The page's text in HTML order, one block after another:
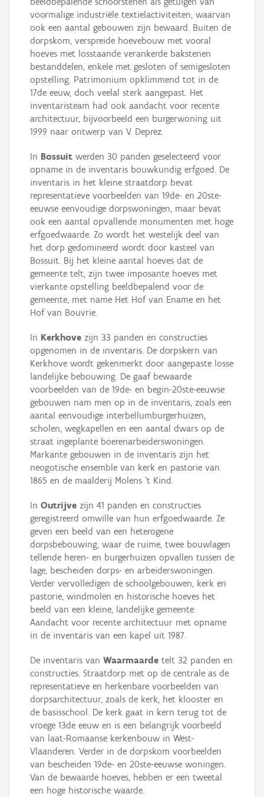
voormalige industriële textielactiviteiten, waarvan
ook een aantal gebouwen zijn bewaard. Buiten de
dorpskom, verspreide hoevebouw met vooral
hoeves met losstaande verankerde bakstenen
bestanddelen, enkele met gesloten of semigesloten
opstelling. Patrimonium opklimmend tot in de
17de eeuw, doch veelal sterk aangepast. Het
inventaristeam had ook aandacht voor recente
architectuur, bijvoorbeeld een burgerwoning uit
1999 naar ontwerp van V. Deprez.
In Bossuit werden 30 panden geselecteerd voor
opname in de inventaris bouwkundig erfgoed. De
inventaris in het kleine straatdorp bevat
representatieve voorbeelden van 19de- en 20ste-
eeuwse eenvoudige dorpswoningen, maar bevat
ook een aantal opvallende monumenten met hoge
erfgoedwaarde. Zo wordt het westelijk deel van
het dorp gedomineerd wordt door kasteel van
Bossuit. Bij het kleine aantal hoeves dat de
gemeente telt, zijn twee imposante hoeves met
vierkante opstelling beeldbepalend voor de
gemeente, met name Het Hof van Ename en het
Hof van Bouvrie.
In Kerkhove zijn 33 panden en constructies
opgenomen in de inventaris. De dorpskern van
Kerkhove wordt gekenmerkt door aangepaste losse
landelijke bebouwing. De gaaf bewaarde
voorbeelden van de 19de- en begin-20ste-eeuwse
gebouwen nam men op in de inventaris, zoals een
aantal eenvoudige interbellumburgerhuizen,
scholen, wegkapellen en een aantal dwars op de
straat ingeplante boerenarbeiderswoningen.
Markante gebouwen in de inventaris zijn het
neogotische ensemble van kerk en pastorie van
1865 en de maalderij Molens ‘t Kind.
In Outrijve zijn 41 panden en constructies
geregistreerd omwille van hun erfgoedwaarde. Ze
geven een beeld van een heterogene
dorpsbebouwing, waar de ruime, twee bouwlagen
tellende heren- en burgerhuizen opvallen tussen de
lage, bescheiden dorps- en arbeiderswoningen.
Verder vervolledigen de schoolgebouwen, kerk en
pastorie, windmolen en historische hoeves het
beeld van een kleine, landelijke gemeente.
Aandacht voor recente architectuur met opname
in de inventaris van een kapel uit 1987.
De inventaris van Waarmaarde telt 32 panden en
constructies. Straatdorp met op de centrale as de
representatieve en herkenbare voorbeelden van
dorpsarchitectuur, zoals de kerk, het klooster en
de basisschool. De kerk gaat in kern terug tot de
vroege 13de eeuw en is een belangrijk voorbeeld
van laat-Romaanse kerkenbouw in West-
Vlaanderen. Verder in de dorpskom voorbeelden
van bescheiden 19de- en 20ste-eeuwse woningen.
Van de bewaarde hoeves, hebben er een tweetal
een hoge historische waarde.